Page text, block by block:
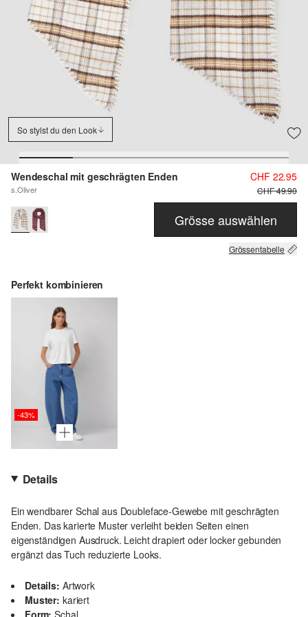
So stylst du den Look
Wendeschal mit geschrägten Enden
s.Oliver
CHF 22.95
CHF 49.90
Grösse auswählen
Grössentabelle
Perfekt kombinieren
-43%
Details
Ein wendbarer Schal aus Doubleface-Gewebe mit geschrägten
Enden. Das karierte Muster verleiht beiden Seiten einen
eigenständigen Ausdruck. Leicht drapiert oder locker gebunden
ergänzt das Tuch reduzierte Looks.
Details: Artwork
Muster: kariert
Form: Schal